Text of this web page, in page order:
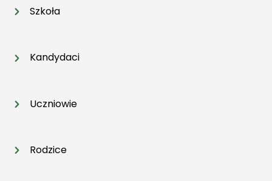
Szkoła
Kandydaci
Uczniowie
Rodzice